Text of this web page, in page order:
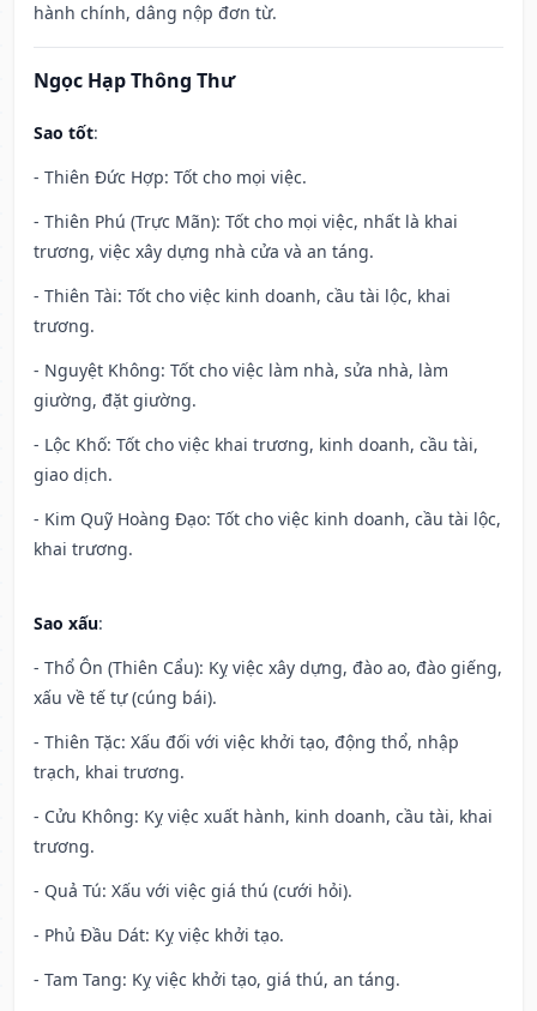
hành chính, dâng nộp đơn từ.
Ngọc Hạp Thông Thư
Sao tốt:
- Thiên Đức Hợp: Tốt cho mọi việc.
- Thiên Phú (Trực Mãn): Tốt cho mọi việc, nhất là khai
trương, việc xây dựng nhà cửa và an táng.
- Thiên Tài: Tốt cho việc kinh doanh, cầu tài lộc, khai
trương.
- Nguyệt Không: Tốt cho việc làm nhà, sửa nhà, làm
giường, đặt giường.
- Lộc Khố: Tốt cho việc khai trương, kinh doanh, cầu tài,
giao dịch.
- Kim Quỹ Hoàng Đạo: Tốt cho việc kinh doanh, cầu tài lộc,
khai trương.
Sao xấu:
- Thổ Ôn (Thiên Cẩu): Kỵ việc xây dựng, đào ao, đào giếng,
xấu về tế tự (cúng bái).
- Thiên Tặc: Xấu đối với việc khởi tạo, động thổ, nhập
trạch, khai trương.
- Cửu Không: Kỵ việc xuất hành, kinh doanh, cầu tài, khai
trương.
- Quả Tú: Xấu với việc giá thú (cưới hỏi).
- Phủ Đầu Dát: Kỵ việc khởi tạo.
- Tam Tang: Kỵ việc khởi tạo, giá thú, an táng.